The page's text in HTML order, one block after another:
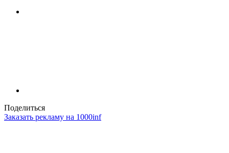
Поделиться
Заказать рекламу на 1000inf